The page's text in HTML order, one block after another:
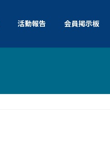
活動報告 会員掲示板